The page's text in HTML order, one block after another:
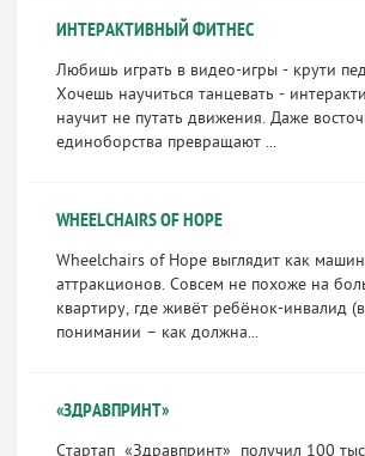
ИНТЕРАКТИВНЫЙ ФИТНЕС
Любишь играть в видео-игры - крути
Хочешь научиться танцевать -
научит не путать движения. Даже
единоборства превращают ...
WHEELCHAIRS OF HOPE
Wheelchairs of Hope выглядит как
аттракционов. Совсем не похоже на
квартиру, где живёт ребёнок-инвалид
понимании – как должна...
«ЗДРАВПРИНТ»
Стартап «Здравпринт» получил 100